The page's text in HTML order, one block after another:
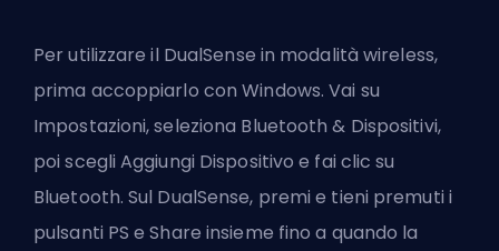
Per utilizzare il DualSense in modalità wireless,
prima accoppiarlo con Windows. Vai su
Impostazioni, seleziona Bluetooth & Dispositivi,
poi scegli Aggiungi Dispositivo e fai clic su
Bluetooth. Sul DualSense, premi e tieni premuti i
pulsanti PS e Share insieme fino a quando la